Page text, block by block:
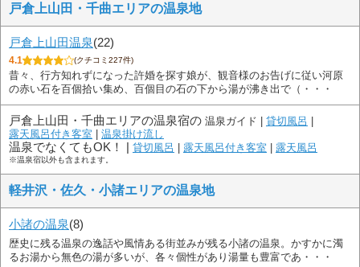
戸倉上山田・千曲エリアの温泉地
戸倉上山田温泉(22)
4.1 (クチコミ227件)
昔々、行方知れずになった許婚を探す娘が、観音様のお告げに従い河原
の赤い石を百個拾い集め、百個目の石の下から湯が沸き出で（・・・
戸倉上山田・千曲エリアの温泉宿の 温泉ガイド | 貸切風呂 |
露天風呂付き客室 | 温泉掛け流し
温泉でなくてもOK！ | 貸切風呂 | 露天風呂付き客室 | 露天風呂
※温泉宿以外も含まれます。
軽井沢・佐久・小諸エリアの温泉地
小諸の温泉(8)
歴史に残る温泉の逸話や風情ある街並みが残る小諸の温泉。かすかに濁
るお湯から無色の湯が多いが、各々個性があり湯量も豊富であ・・・